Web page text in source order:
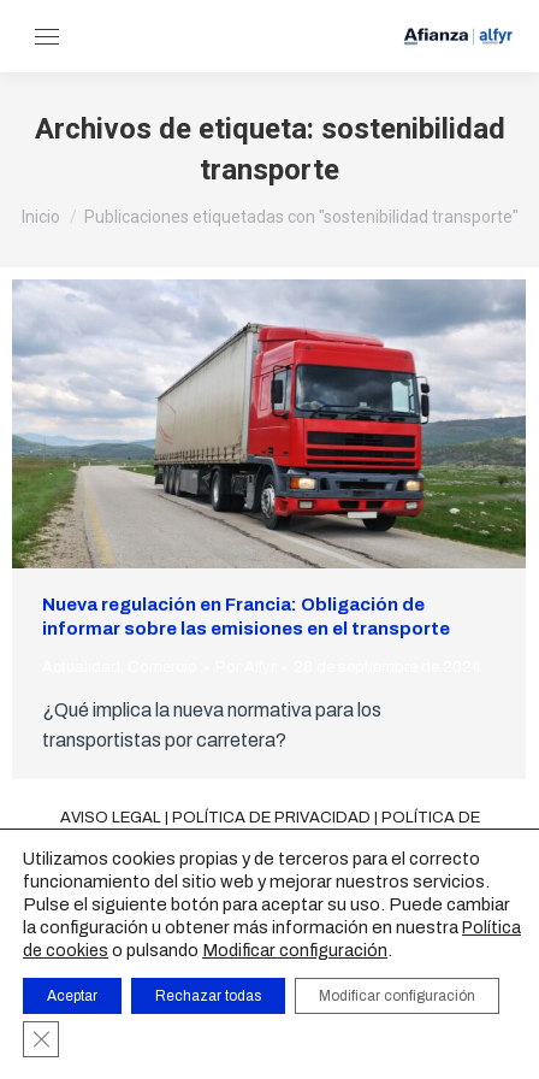
Archivos de etiqueta: sostenibilidad
transporte
Estás aquí:
Inicio Publicaciones etiquetadas con "sostenibilidad transporte"
Nueva regulación en Francia: Obligación de
informar sobre las emisiones en el transporte
¿Qué implica la nueva normativa para los
transportistas por carretera?
AVISO LEGAL| POLÍTICA DE PRIVACIDAD
POLÍTICA DE
COOKIES
|
Utilizamos cookies propias y de terceros para el correcto
funcionamiento del sitio web y mejorar nuestros servicios.
Pulse el siguiente botón para aceptar su uso. Puede cambiar
la configuración u obtener más información en nuestra Política
de cookies o pulsando Modificar configuración
Aceptar Rechazar todas Modificar configuración
Cerrar el banner de cookies RGPD